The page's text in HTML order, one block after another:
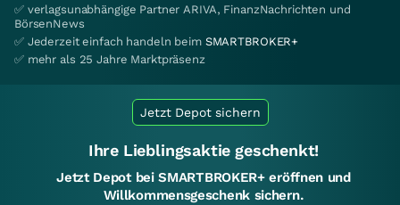
✅ verlagsunabhängige Partner ARIVA, FinanzNachrichten und
BörsenNews
✅ Jederzeit einfach handeln beim SMARTBROKER+
✅ mehr als 25 Jahre Marktpräsenz
Jetzt Depot sichern
Ihre Lieblingsaktie geschenkt!
Jetzt Depot bei SMARTBROKER+ eröffnen und
Willkommensgeschenk sichern.